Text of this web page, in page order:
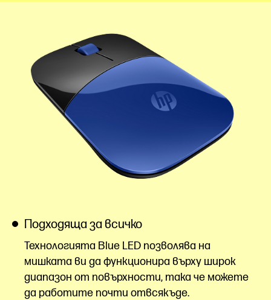
Подходяща за всичко
Технологията Blue LED позволява на
мишката ви да функционира върху широк
диапазон от повърхности, така че можете
да работите почти отвсякъде.